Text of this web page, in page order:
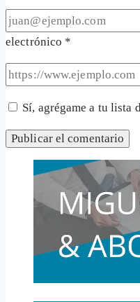
electrónico *
Sí, agrégame a tu lista